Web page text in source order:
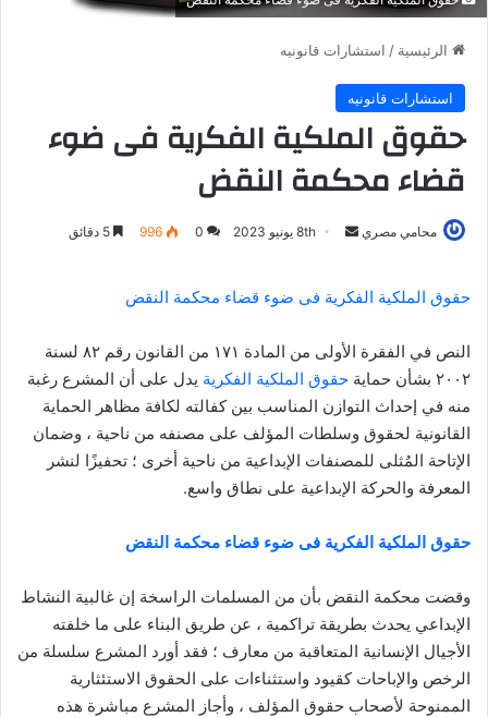
الرئيسية / استشارات قانونيه
استشارات قانونيه
حقوق الملكية الفكرية فى ضوء
قضاء محكمة النقض
محامي مصري
أرسل 8th يونيو 2023 0
996
حقوق الملكية الفكرية فى ضوء قضاء محكمة النقض
النص في الفقرة الأولى من المادة ١٧١ من القانون رقم ٨٢ لسنة
٢٠٠٢ بشأن حماية
حقوق الملكية الفكرية يدل على أن المشرع رغبة
منه في إحداث التوازن المناسب بين كفالته لكافة مظاهر الحماية
القانونية لحقوق وسلطات المؤلف على مصنفه من ناحية ، وضمان
الإتاحة المُثلى للمصنفات الإبداعية من ناحية أخرى ؛ تحفيزًا لنشر
المعرفة والحركة الإبداعية على نطاق واسع.
حقوق الملكية الفكرية فى ضوء قضاء محكمة النقض
وقضت محكمة النقض بأن من المسلمات الراسخة إن غالبية النشاط
الإبداعي يحدث بطريقة تراكمية ، عن طريق البناء على ما خلفته
الأجيال الإنسانية المتعاقبة من معارف ؛ فقد أورد المشرع سلسلة من
الرخص والإباحات كقيود واستثناءات على الحقوق الاستئثارية
الممنوحة لأصحاب حقوق المؤلف ، وأجاز المشرع مباشرة هذه